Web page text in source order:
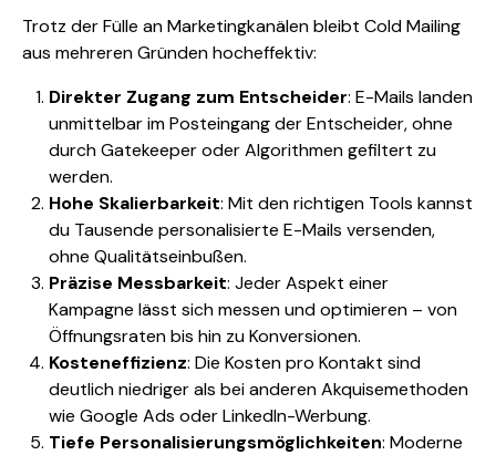
Trotz der Fülle an Marketingkanälen bleibt Cold Mailing
aus mehreren Gründen hocheffektiv:
Direkter Zugang zum Entscheider: E-Mails landen
unmittelbar im Posteingang der Entscheider, ohne
durch Gatekeeper oder Algorithmen gefiltert zu
werden.
Hohe Skalierbarkeit: Mit den richtigen Tools kannst
du Tausende personalisierte E-Mails versenden,
ohne Qualitätseinbußen.
Präzise Messbarkeit: Jeder Aspekt einer
Kampagne lässt sich messen und optimieren – von
Öffnungsraten bis hin zu Konversionen.
Kosteneffizienz: Die Kosten pro Kontakt sind
deutlich niedriger als bei anderen Akquisemethoden
wie Google Ads oder LinkedIn-Werbung.
Tiefe Personalisierungsmöglichkeiten: Moderne